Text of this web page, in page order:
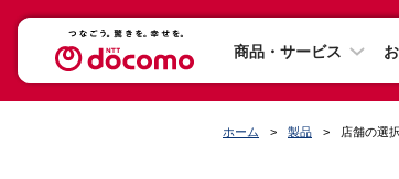
商品・サービス
ホーム 製品 店舗の選択